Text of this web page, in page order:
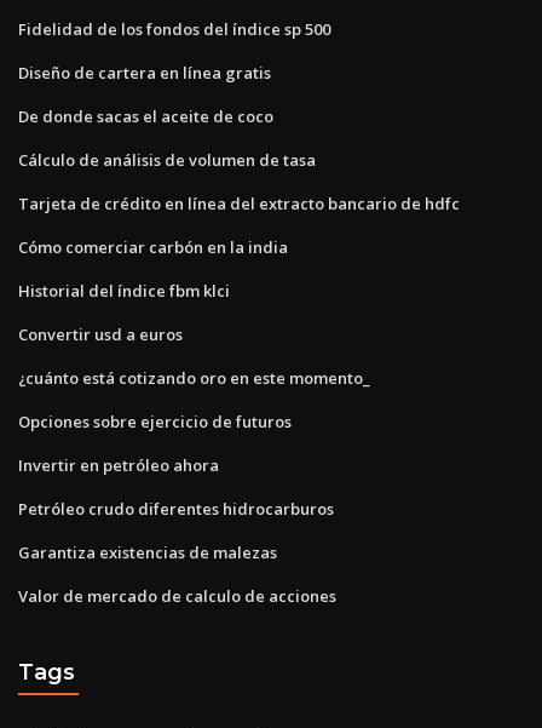
Fidelidad de los fondos del índice sp 500
Diseño de cartera en línea gratis
De donde sacas el aceite de coco
Cálculo de análisis de volumen de tasa
Tarjeta de crédito en línea del extracto bancario de hdfc
Cómo comerciar carbón en la india
Historial del índice fbm klci
Convertir usd a euros
¿cuánto está cotizando oro en este momento_
Opciones sobre ejercicio de futuros
Invertir en petróleo ahora
Petróleo crudo diferentes hidrocarburos
Garantiza existencias de malezas
Valor de mercado de calculo de acciones
Tags